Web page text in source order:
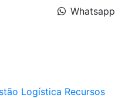
Whatsapp
Logística Recursos